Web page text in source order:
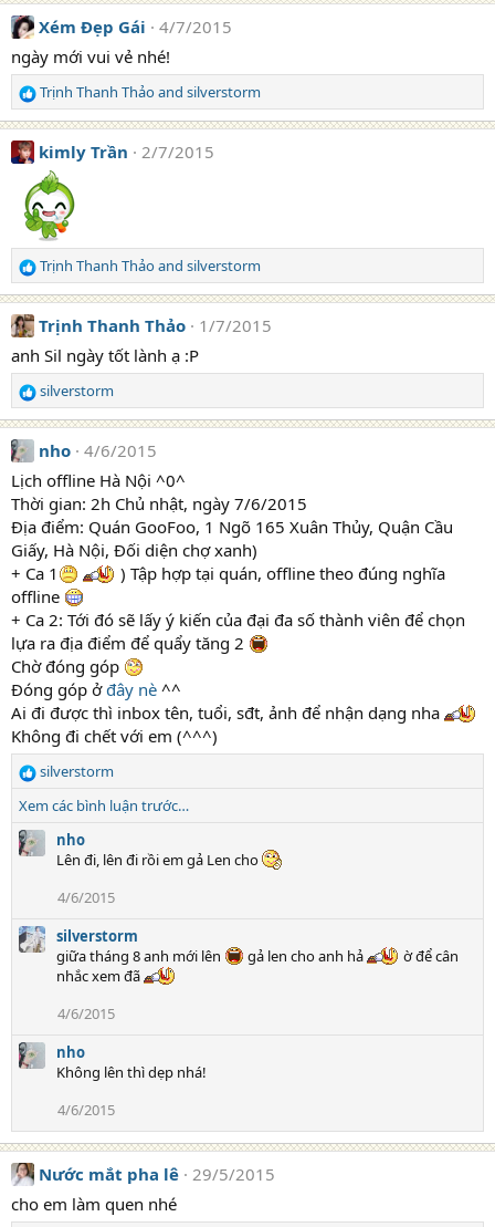
a
c
t
i
o
n
s
:
Xém Đẹp Gái
4/7/2015
ngày mới vui vẻ nhé!
R
e
a
c
o
s
:
Trịnh Thanh Thảoand silverstorm
kimly Trần 2/7/2015
R
e
a
c
t
i
o
n
s
:
Trịnh Thanh Thảoand silverstorm
Trịnh Thanh Thảo
1/7/2015
anh Sil ngày tốt lành ạ :P
R
e
a
c
t
i
o
n
s
:
silverstorm
nho 4/6/2015
Lịch offline Hà Nội ^0^
Thời gian: 2h Chủ nhật, ngày 7/6/2015
Địa điểm: Quán GooFoo, 1 Ngõ 165 Xuân Thủy, Quận Cầu
Giấy, Hà Nội, Đối diện chợ xanh)
+ Ca 1
) Tập hợp tại quán, offline theo đúng nghĩa
offline
+ Ca 2: Tới đó sẽ lấy ý kiến của đại đa số thành viên để chọn
lựa ra địa điểm để quẩy tăng 2
Chờ đóng góp
Đóng góp ởđây nè ^^
Ai đi được thì inbox tên, tuổi, sđt, ảnh để nhận dạng nha
Không đi chết với em (^^^)
R
e
c
t
s
:
silverstorm
Xem các bình luận trước…
nho
Lên đi, lên đi rồi em gả Len cho
4/6/2015
silverstorm
giữa tháng 8 anh mới lên
gả len cho anh hả
ờ để cân
nhắc xem đã
4/6/2015
nho
Không lên thì dẹp nhá!
4/6/2015
Nước mắt pha lê
29/5/2015
cho em làm quen nhé